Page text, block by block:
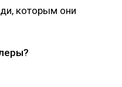
которым они